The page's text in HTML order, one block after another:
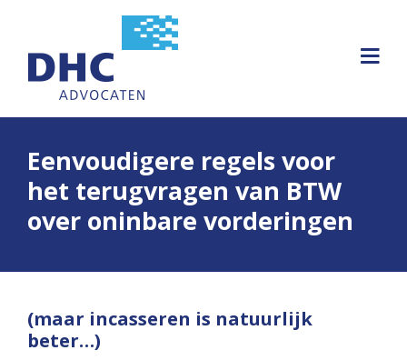
Eenvoudigere regels voor
het terugvragen van BTW
over oninbare vorderingen
(maar incasseren is natuurlijk
beter…)